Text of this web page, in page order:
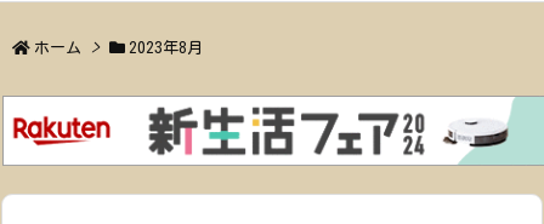
ホーム > 2023年8月